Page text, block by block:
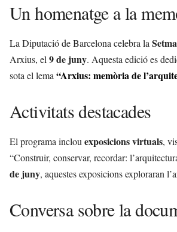
Un homenatge a la
La Diputació de Barcelona celebra la
Arxius, el9 de juny. Aquesta edició es
sota el lema“Arxius: memòria de
Activitats destacades
El programa inclouexposicions virtuals,
“Construir, conservar, recordar:
de juny, aquestes exposicions exploraran
Conversa sobre la